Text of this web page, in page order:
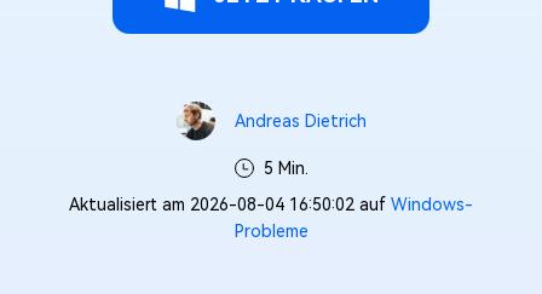
Andreas Dietrich
5 Min.
Aktualisiert am 2026-08-04 16:50:02 auf Windows-
Probleme